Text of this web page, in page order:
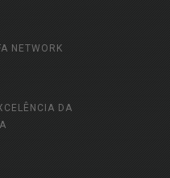
NETWORK
DA